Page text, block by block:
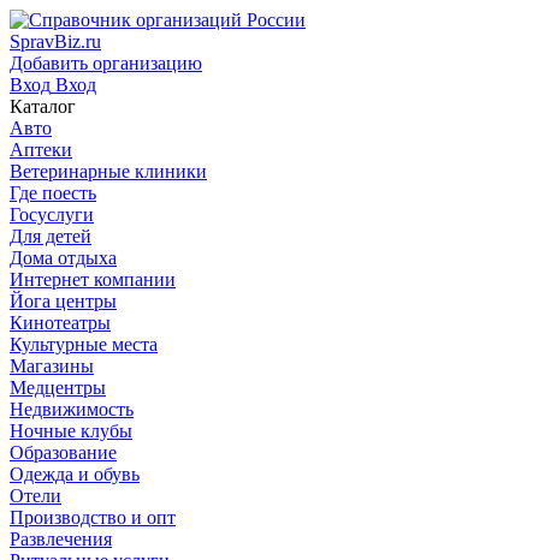
SpravBiz.ru
Добавить организацию
Вход Вход
Каталог
Авто
Аптеки
Ветеринарные клиники
Где поесть
Госуслуги
Для детей
Дома отдыха
Интернет компании
Йога центры
Кинотеатры
Культурные места
Магазины
Медцентры
Недвижимость
Ночные клубы
Образование
Одежда и обувь
Отели
Производство и опт
Развлечения